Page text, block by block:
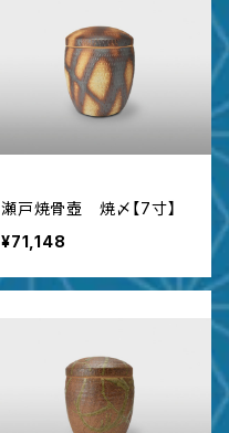
瀬戸焼骨壺 焼〆【7寸】
¥71,148